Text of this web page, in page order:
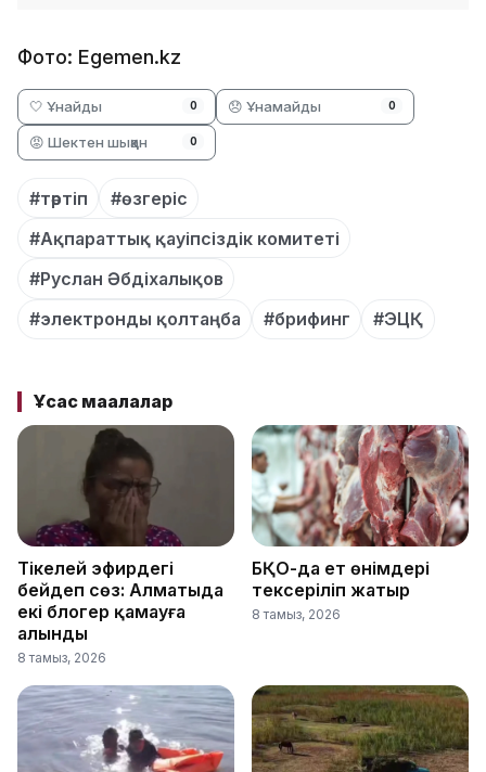
Фото: Egemen.kz
🤍 Ұнайды 0 😞 Ұнамайды 0
😡 Шектен шыққан 0
#тәртіп
#өзгеріс
#Ақпараттық қауіпсіздік комитеті
#Руслан Әбдіхалықов
#электронды қолтаңба
#брифинг #ЭЦҚ
Ұқсас мақалалар
Тікелей эфирдегі
бейәдеп сөз: Алматыда
екі блогер қамауға
алынды
8 тамыз, 2026
БҚО-да ет өнімдері
тексеріліп жатыр
8 тамыз, 2026